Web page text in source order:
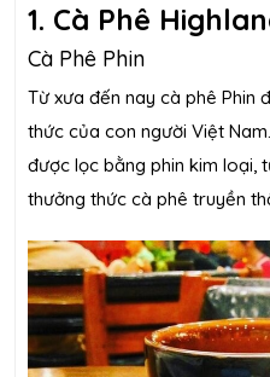
1. Cà Phê
Cà Phê Phin
Từ xưa đến nay cà phê Phin
thức của con người Việt
được lọc bằng phin kim loại,
thưởng thức cà phê truyền